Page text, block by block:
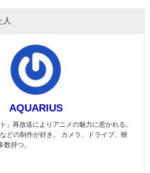
AQUARIUS
」再放送によりアニメの魅力に惹かれる。
どの制作が好き。 カメラ、ドライブ、映
数持つ。